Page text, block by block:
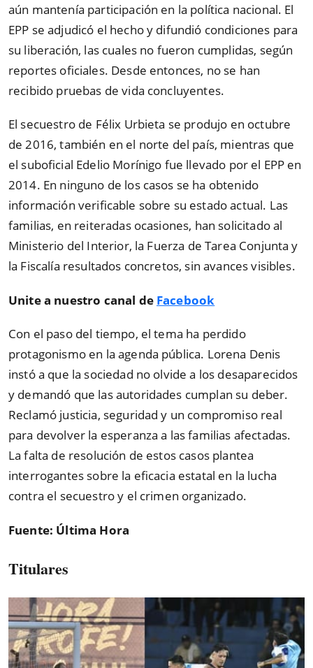
aún mantenía participación en la política nacional. El
EPP se adjudicó el hecho y difundió condiciones para
su liberación, las cuales no fueron cumplidas, según
reportes oficiales. Desde entonces, no se han
recibido pruebas de vida concluyentes.
El secuestro de Félix Urbieta se produjo en octubre
de 2016, también en el norte del país, mientras que
el suboficial Edelio Morínigo fue llevado por el EPP en
2014. En ninguno de los casos se ha obtenido
información verificable sobre su estado actual. Las
familias, en reiteradas ocasiones, han solicitado al
Ministerio del Interior, la Fuerza de Tarea Conjunta y
la Fiscalía resultados concretos, sin avances visibles.
Unite a nuestro canal de Facebook
Con el paso del tiempo, el tema ha perdido
protagonismo en la agenda pública. Lorena Denis
instó a que la sociedad no olvide a los desaparecidos
y demandó que las autoridades cumplan su deber.
Reclamó justicia, seguridad y un compromiso real
para devolver la esperanza a las familias afectadas.
La falta de resolución de estos casos plantea
interrogantes sobre la eficacia estatal en la lucha
contra el secuestro y el crimen organizado.
Fuente: Última Hora
Titulares